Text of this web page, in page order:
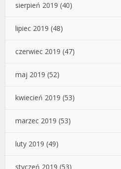
sierpień 2019 (40)
lipiec 2019 (48)
czerwiec 2019 (47)
maj 2019 (52)
kwiecień 2019 (53)
marzec 2019 (53)
luty 2019 (49)
styczeń 2019 (53)